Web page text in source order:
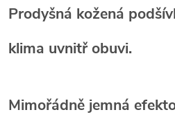
Prodyšná kožená
klima uvnitř obuvi.
Mimořádně jemná